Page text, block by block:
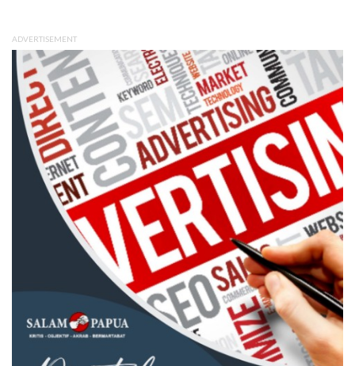
ADVERTISEMENT